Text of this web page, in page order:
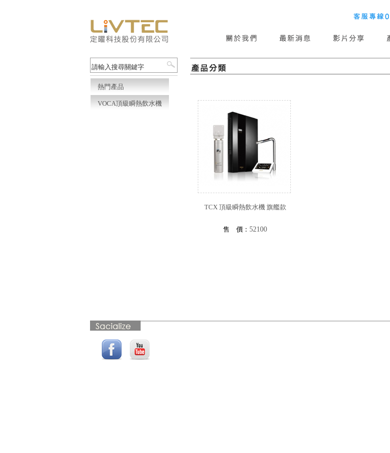
熱門產品
VOCA頂級瞬熱飲水機
TCX 頂級瞬熱飲水機 旗艦款
售 價： 52100